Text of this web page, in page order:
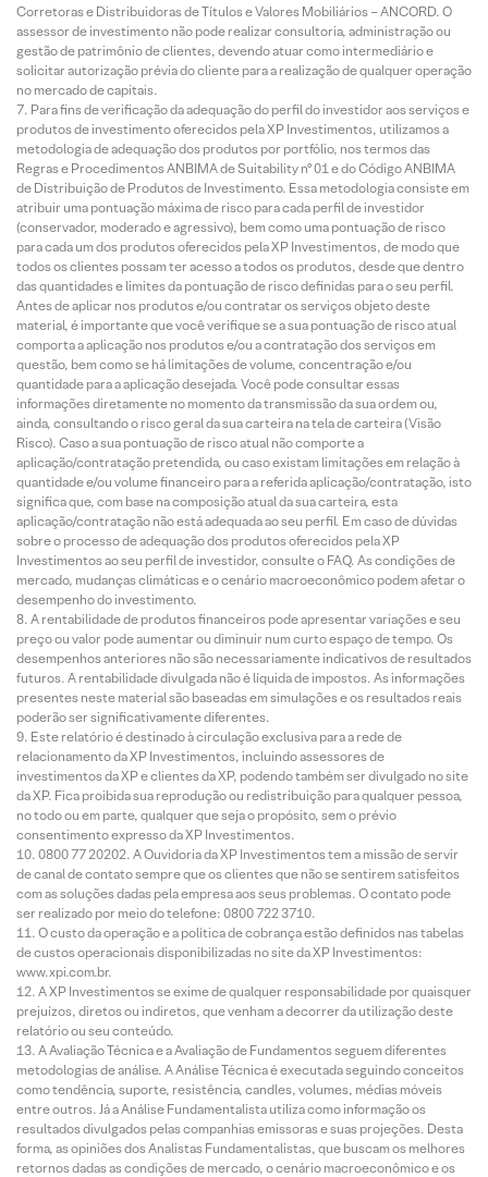
Corretoras e Distribuidoras de Títulos e Valores Mobiliários – ANCORD. O
assessor de investimento não pode realizar consultoria, administração ou
gestão de patrimônio de clientes, devendo atuar como intermediário e
solicitar autorização prévia do cliente para a realização de qualquer operação
no mercado de capitais.
Para fins de verificação da adequação do perfil do investidor aos serviços e
produtos de investimento oferecidos pela XP Investimentos, utilizamos a
metodologia de adequação dos produtos por portfólio, nos termos das
Regras e Procedimentos ANBIMA de Suitability nº 01 e do Código ANBIMA
de Distribuição de Produtos de Investimento. Essa metodologia consiste em
atribuir uma pontuação máxima de risco para cada perfil de investidor
(conservador, moderado e agressivo), bem como uma pontuação de risco
para cada um dos produtos oferecidos pela XP Investimentos, de modo que
todos os clientes possam ter acesso a todos os produtos, desde que dentro
das quantidades e limites da pontuação de risco definidas para o seu perfil.
Antes de aplicar nos produtos e/ou contratar os serviços objeto deste
material, é importante que você verifique se a sua pontuação de risco atual
comporta a aplicação nos produtos e/ou a contratação dos serviços em
questão, bem como se há limitações de volume, concentração e/ou
quantidade para a aplicação desejada. Você pode consultar essas
informações diretamente no momento da transmissão da sua ordem ou,
ainda, consultando o risco geral da sua carteira na tela de carteira (Visão
Risco). Caso a sua pontuação de risco atual não comporte a
aplicação/contratação pretendida, ou caso existam limitações em relação à
quantidade e/ou volume financeiro para a referida aplicação/contratação, isto
significa que, com base na composição atual da sua carteira, esta
aplicação/contratação não está adequada ao seu perfil. Em caso de dúvidas
sobre o processo de adequação dos produtos oferecidos pela XP
Investimentos ao seu perfil de investidor, consulte o FAQ. As condições de
mercado, mudanças climáticas e o cenário macroeconômico podem afetar o
desempenho do investimento.
A rentabilidade de produtos financeiros pode apresentar variações e seu
preço ou valor pode aumentar ou diminuir num curto espaço de tempo. Os
desempenhos anteriores não são necessariamente indicativos de resultados
futuros. A rentabilidade divulgada não é líquida de impostos. As informações
presentes neste material são baseadas em simulações e os resultados reais
poderão ser significativamente diferentes.
Este relatório é destinado à circulação exclusiva para a rede de
relacionamento da XP Investimentos, incluindo assessores de
investimentos da XP e clientes da XP, podendo também ser divulgado no site
da XP. Fica proibida sua reprodução ou redistribuição para qualquer pessoa,
no todo ou em parte, qualquer que seja o propósito, sem o prévio
consentimento expresso da XP Investimentos.
0800 77 20202. A Ouvidoria da XP Investimentos tem a missão de servir
de canal de contato sempre que os clientes que não se sentirem satisfeitos
com as soluções dadas pela empresa aos seus problemas. O contato pode
ser realizado por meio do telefone: 0800 722 3710.
O custo da operação e a política de cobrança estão definidos nas tabelas
de custos operacionais disponibilizadas no site da XP Investimentos:
www.xpi.com.br.
A XP Investimentos se exime de qualquer responsabilidade por quaisquer
prejuízos, diretos ou indiretos, que venham a decorrer da utilização deste
relatório ou seu conteúdo.
A Avaliação Técnica e a Avaliação de Fundamentos seguem diferentes
metodologias de análise. A Análise Técnica é executada seguindo conceitos
como tendência, suporte, resistência, candles, volumes, médias móveis
entre outros. Já a Análise Fundamentalista utiliza como informação os
resultados divulgados pelas companhias emissoras e suas projeções. Desta
forma, as opiniões dos Analistas Fundamentalistas, que buscam os melhores
retornos dadas as condições de mercado, o cenário macroeconômico e os